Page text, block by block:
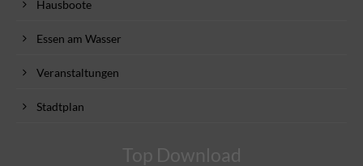
Hausboote
Essen am Wasser
Veranstaltungen
Stadtplan
Top Download